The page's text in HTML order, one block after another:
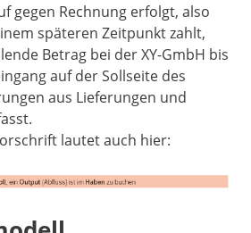
gegen Rechnung erfolgt, also
späteren Zeitpunkt zahlt,
Betrag bei der XY-GmbH bis
auf der Sollseite des
aus Lieferungen und
lautet auch hier: